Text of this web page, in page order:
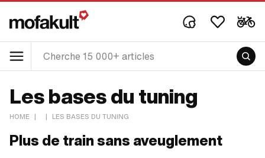
Les bases du tuning
HOME | | LES BASES DU TUNING
Plus de train sans aveuglement